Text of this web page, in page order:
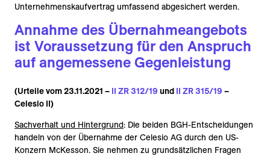
Unternehmenskaufvertrag umfassend abgesichert werden.
Annahme des Übernahmeangebots
ist Voraussetzung für den Anspruch
auf angemessene Gegenleistung
(Urteile vom 23.11.2021 – II ZR 312/19 und II ZR 315/19 –
Celesio II)
Sachverhalt und Hintergrund: Die beiden BGH-Entscheidungen
handeln von der Übernahme der Celesio AG durch den US-
Konzern McKesson. Sie nehmen zu grundsätzlichen Fragen